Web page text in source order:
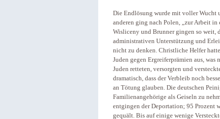
Die Endlösung wurde mit voller Wucht
anderen ging nach Polen, „zur Arbeit
Wisliceny und Brunner gingen so weit,
administrativen Unterstützung und
nicht zu denken. Christliche Helfer
Juden gegen Ergreiferprämien aus,
Juden retteten, versorgten und
dramatisch, dass der Verbleib noch
an Tötung glauben. Die deutschen
Familienangehörige als Geiseln zu
entgingen der Deportation; 95 Prozent
gequält. Bis auf einige wenige